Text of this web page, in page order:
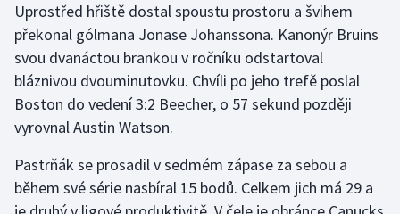
Ragby
Rychlobruslení
Rychlostní kanoistika
Sportovní střelba
Uprostřed hřiště dostal spoustu prostoru a švihem
překonal gólmana Jonase Johanssona. Kanonýr Bruins
svou dvanáctou brankou v ročníku odstartoval
bláznivou dvouminutovku. Chvíli po jeho trefě poslal
Boston do vedení 3:2 Beecher, o 57 sekund později
vyrovnal Austin Watson.
Pastrňák se prosadil v sedmém zápase za sebou a
během své série nasbíral 15 bodů. Celkem jich má 29 a